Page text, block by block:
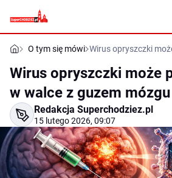
O tym się mówi Wirus opryszczki
Wirus opryszczki może
w walce z guzem mózgu
Redakcja Superchodziez.pl
15 lutego 2026, 09:07